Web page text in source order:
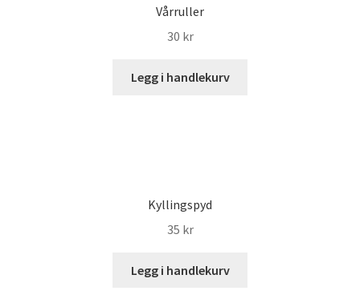
Vårruller
30 kr
Legg i handlekurv
Kyllingspyd
35 kr
Legg i handlekurv